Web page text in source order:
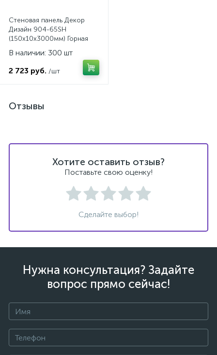
Стеновая панель Декор
Дизайн 904-65SH
(150х10х3000мм) Горная
В наличии: 300 шт
2 723 руб. /шт
Отзывы
Хотите оставить отзыв?
Поставьте свою оценку!
Сделайте выбор!
Нужна консультация? Задайте
вопрос прямо сейчас!